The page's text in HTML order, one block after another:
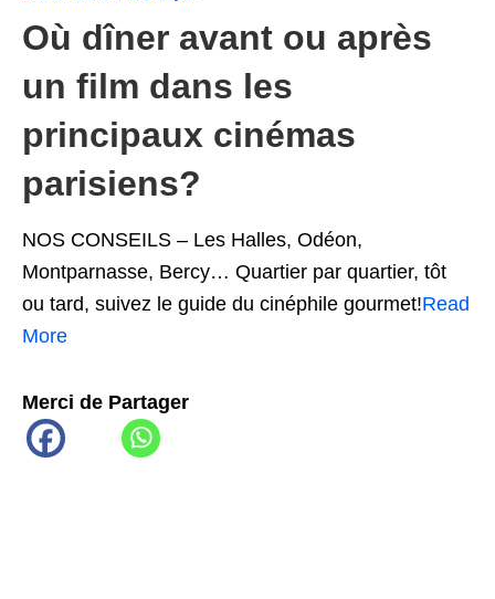
Où dîner avant ou après
un film dans les
principaux cinémas
parisiens?
NOS CONSEILS – Les Halles, Odéon,
Montparnasse, Bercy… Quartier par quartier, tôt
ou tard, suivez le guide du cinéphile gourmet!Read
More
Merci de Partager